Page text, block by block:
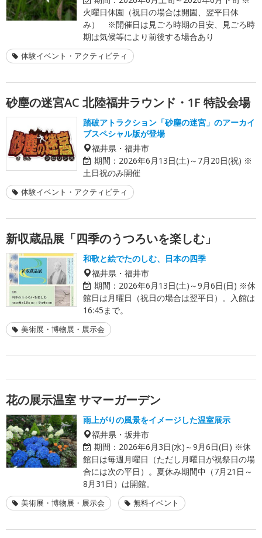
火曜日休園（祝日の場合は開園、翌平日休
み） ※開催日は見ごろ時期の目安、見ごろ時
期は気候等により前後する場合あり
体験イベント・アクティビティ
砂塵の迷宮AC 北陸福井ラウンド・1F 特設会場
踏破アトラクション「砂塵の迷宮」のアーカイ
ブスペシャル版が登場
福井県・福井市
期間： 2026年6月13日(土)～7月20日(祝) ※
土日祝のみ開催
体験イベント・アクティビティ
新収蔵品展「四季のうつろいを楽しむ」
和歌と絵でたのしむ、日本の四季
福井県・福井市
期間： 2026年6月13日(土)～9月6日(日) ※休
館日は月曜日（祝日の場合は翌平日）。入館は
16:45まで。
美術展・博物展・展示会
花の展示温室 サマーガーデン
雨上がりの風景をイメージした温室展示
福井県・坂井市
期間： 2026年6月3日(水)～9月6日(日) ※休
館日は毎週月曜日（ただし月曜日が祝祭日の場
合には次の平日）。夏休み期間中（7月21日～
8月31日）は開館。
美術展・博物展・展示会 無料イベント